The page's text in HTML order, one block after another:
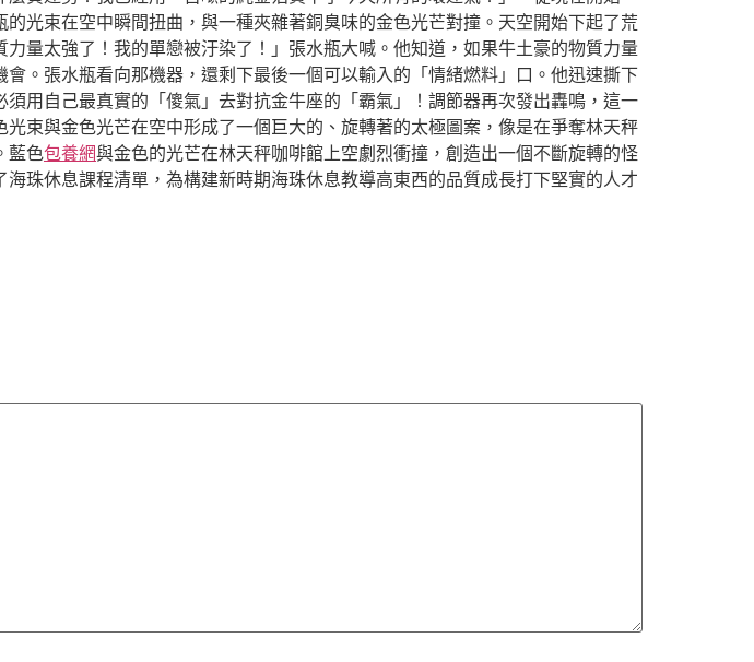
光束在空中瞬間扭曲，與一種夾雜著銅臭味的金色光芒對撞。天空開始下起了荒
量太強了！我的單戀被汙染了！」張水瓶大喊。他知道，如果牛土豪的物質力量
。張水瓶看向那機器，還剩下最後一個可以輸入的「情緒燃料」口。他迅速撕下
用自己最真實的「傻氣」去對抗金牛座的「霸氣」！調節器再次發出轟鳴，這一
束與金色光芒在空中形成了一個巨大的、旋轉著的太極圖案，像是在爭奪林天秤
藍色包養網與金色的光芒在林天秤咖啡館上空劇烈衝撞，創造出一個不斷旋轉的怪
珠休息課程清單，為構建新時期海珠休息教導高東西的品質成長打下堅實的人才